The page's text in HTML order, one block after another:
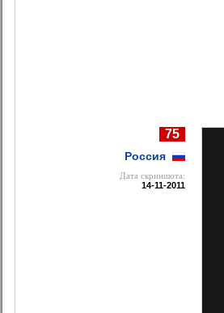
75
Россия
Дата cкриншота:
14-11-2011